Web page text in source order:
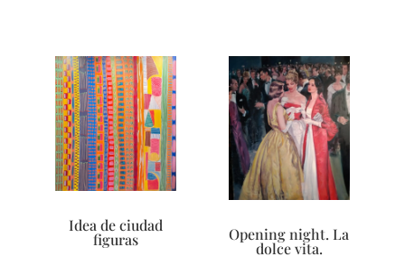
Idea de ciudad
figuras Opening night. La
dolce vita.